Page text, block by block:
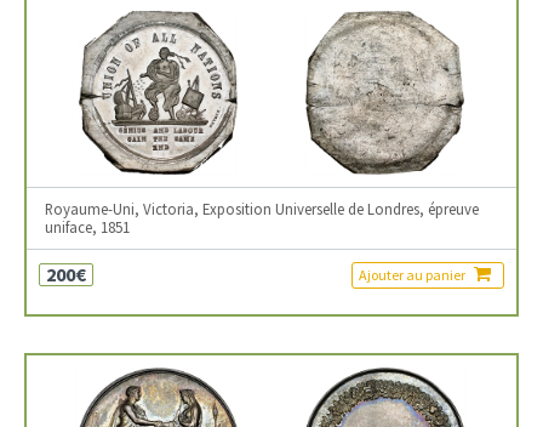
Royaume-Uni, Victoria, Exposition Universelle de Londres, épreuve
uniface, 1851
200€ Ajouter au panier